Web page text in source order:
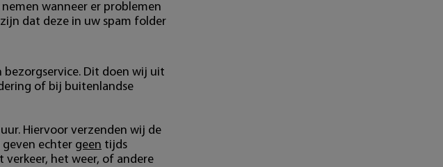
wanneer er problemen
dat deze in uw spam folder
Dit doen wij uit
of bij buitenlandse
Hiervoor verzenden wij de
geven echter geen tijds
het weer, of andere